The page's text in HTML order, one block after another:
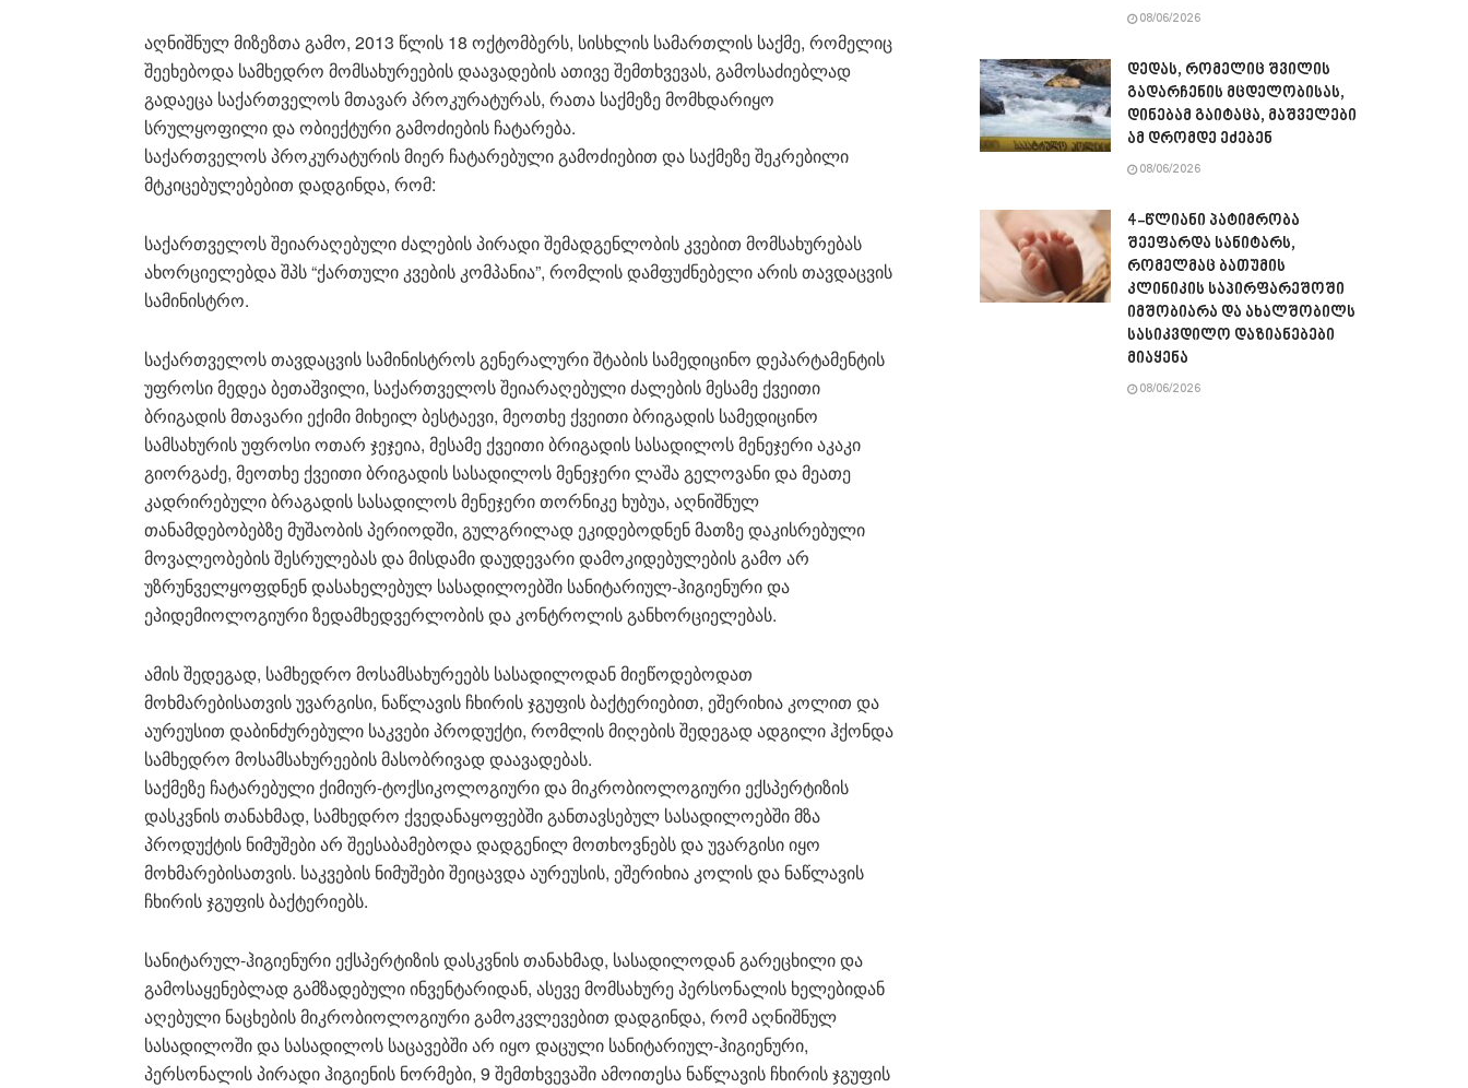
აღნიშნულ მიზეზთა გამო, 2013 წლის 18 ოქტომბერს, სისხლის სამართლის საქმე, რომელიც
შეეხებოდა სამხედრო მომსახურეების დაავადების ათივე შემთხვევას, გამოსაძიებლად
გადაეცა საქართველოს მთავარ პროკურატურას, რათა საქმეზე მომხდარიყო
სრულყოფილი და ობიექტური გამოძიების ჩატარება.
საქართველოს პროკურატურის მიერ ჩატარებული გამოძიებით და საქმეზე შეკრებილი
მტკიცებულებებით დადგინდა, რომ:
საქართველოს შეიარაღებული ძალების პირადი შემადგენლობის კვებით მომსახურებას
ახორციელებდა შპს “ქართული კვების კომპანია”, რომლის დამფუძნებელი არის თავდაცვის
სამინისტრო.
საქართველოს თავდაცვის სამინისტროს გენერალური შტაბის სამედიცინო დეპარტამენტის
უფროსი მედეა ბეთაშვილი, საქართველოს შეიარაღებული ძალების მესამე ქვეითი
ბრიგადის მთავარი ექიმი მიხეილ ბესტაევი, მეოთხე ქვეითი ბრიგადის სამედიცინო
სამსახურის უფროსი ოთარ ჯეჯეია, მესამე ქვეითი ბრიგადის სასადილოს მენეჯერი აკაკი
გიორგაძე, მეოთხე ქვეითი ბრიგადის სასადილოს მენეჯერი ლაშა გელოვანი და მეათე
კადრირებული ბრაგადის სასადილოს მენეჯერი თორნიკე ხუბუა, აღნიშნულ
თანამდებობებზე მუშაობის პერიოდში, გულგრილად ეკიდებოდნენ მათზე დაკისრებული
მოვალეობების შესრულებას და მისდამი დაუდევარი დამოკიდებულების გამო არ
უზრუნველყოფდნენ დასახელებულ სასადილოებში სანიტარიულ-ჰიგიენური და
ეპიდემიოლოგიური ზედამხედვერლობის და კონტროლის განხორციელებას.
ამის შედეგად, სამხედრო მოსამსახურეებს სასადილოდან მიეწოდებოდათ
მოხმარებისათვის უვარგისი, ნაწლავის ჩხირის ჯგუფის ბაქტერიებით, ეშერიხია კოლით და
აურეუსით დაბინძურებული საკვები პროდუქტი, რომლის მიღების შედეგად ადგილი ჰქონდა
სამხედრო მოსამსახურეების მასობრივად დაავადებას.
საქმეზე ჩატარებული ქიმიურ-ტოქსიკოლოგიური და მიკრობიოლოგიური ექსპერტიზის
დასკვნის თანახმად, სამხედრო ქვედანაყოფებში განთავსებულ სასადილოებში მზა
პროდუქტის ნიმუშები არ შეესაბამებოდა დადგენილ მოთხოვნებს და უვარგისი იყო
მოხმარებისათვის. საკვების ნიმუშები შეიცავდა აურეუსის, ეშერიხია კოლის და ნაწლავის
ჩხირის ჯგუფის ბაქტერიებს.
სანიტარულ-ჰიგიენური ექსპერტიზის დასკვნის თანახმად, სასადილოდან გარეცხილი და
გამოსაყენებლად გამზადებული ინვენტარიდან, ასევე მომსახურე პერსონალის ხელებიდან
აღებული ნაცხების მიკრობიოლოგიური გამოკვლევებით დადგინდა, რომ აღნიშნულ
სასადილოში და სასადილოს საცავებში არ იყო დაცული სანიტარიულ-ჰიგიენური,
პერსონალის პირადი ჰიგიენის ნორმები, 9 შემთხვევაში ამოითესა ნაწლავის ჩხირის ჯგუფის
08/06/2026
დედას, რომელიც შვილის
გადარჩენის მცდელობისას,
დინებამ გაიტაცა, მაშველები
ამ დრომდე ეძებენ
08/06/2026
4-წლიანი პატიმრობა
შეეფარდა სანიტარს,
რომელმაც ბათუმის
კლინიკის საპირფარეშოში
იმშობიარა და ახალშობილს
სასიკვდილო დაზიანებები
მიაყენა
08/06/2026